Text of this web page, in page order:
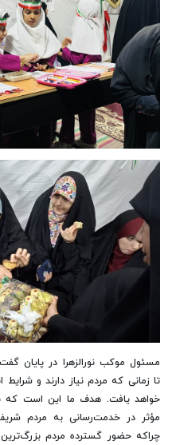
مسئول موکب نورالزهرا در پایان
تا زمانی که مردم نیاز دارند و
خواهد یافت. هدف ما این است که
مؤثر در خدمت‌رسانی به مردم
چراکه حضور گسترده مردم